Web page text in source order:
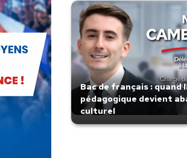
Bac de français : quand
pédagogique devient
culturel